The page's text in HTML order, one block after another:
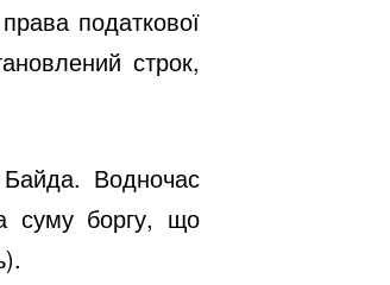
податкової
строк,
Водночас
суму боргу, що